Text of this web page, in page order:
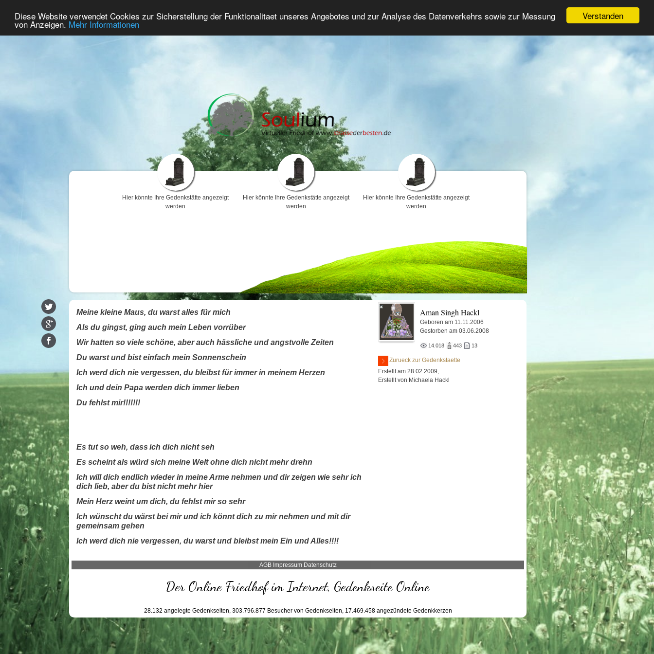
Verstanden
Diese Website verwendet Cookies zur Sicherstellung der Funktionalitaet unseres Angebotes und zur Analyse des Datenverkehrs sowie zur Messung
von Anzeigen. Mehr Informationen
Home Premium Gedenken Trauerforum Erweiterte Suche Anmelden
Hier könnte Ihre Gedenkstätte angezeigt
werden
Hier könnte Ihre Gedenkstätte angezeigt
werden
Hier könnte Ihre Gedenkstätte angezeigt
werden
Meine kleine Maus, du warst alles für mich
Als du gingst, ging auch mein Leben vorrüber
Wir hatten so viele schöne, aber auch hässliche und angstvolle Zeiten
Du warst und bist einfach mein Sonnenschein
Ich werd dich nie vergessen, du bleibst für immer in meinem Herzen
Ich und dein Papa werden dich immer lieben
Du fehlst mir!!!!!!!
Es tut so weh, dass ich dich nicht seh
Es scheint als würd sich meine Welt ohne dich nicht mehr drehn
Ich will dich endlich wieder in meine Arme nehmen und dir zeigen wie sehr ich
dich lieb, aber du bist nicht mehr hier
Mein Herz weint um dich, du fehlst mir so sehr
Ich wünscht du wärst bei mir und ich könnt dich zu mir nehmen und mit dir
gemeinsam gehen
Ich werd dich nie vergessen, du warst und bleibst mein Ein und Alles!!!!
Aman Singh Hackl
Geboren am 11.11.2006
Gestorben am 03.06.2008
14.018 443 13
Zurueck zur Gedenkstaette
Erstellt am 28.02.2009,
Erstellt von Michaela Hackl
AGB Impressum Datenschutz
Der Online Friedhof im Internet, Gedenkseite Online
28.132 angelegte Gedenkseiten, 303.796.877 Besucher von Gedenkseiten, 17.469.458angezündete Gedenkkerzen